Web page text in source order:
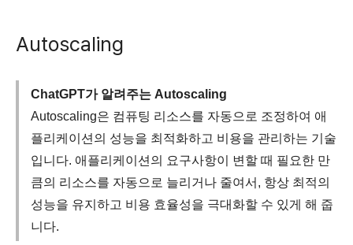
Autoscaling
ChatGPT가 알려주는 Autoscaling
Autoscaling은 컴퓨팅 리소스를 자동으로 조정하여 애
플리케이션의 성능을 최적화하고 비용을 관리하는 기술
입니다. 애플리케이션의 요구사항이 변할 때 필요한 만
큼의 리소스를 자동으로 늘리거나 줄여서, 항상 최적의
성능을 유지하고 비용 효율성을 극대화할 수 있게 해 줍
니다.